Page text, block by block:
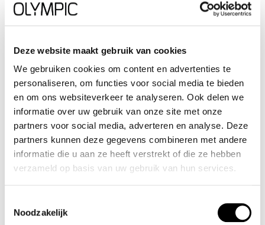
Deze website maakt gebruik van cookies
We gebruiken cookies om content en advertenties te
personaliseren, om functies voor social media te bieden
en om ons websiteverkeer te analyseren. Ook delen we
informatie over uw gebruik van onze site met onze
partners voor social media, adverteren en analyse. Deze
partners kunnen deze gegevens combineren met andere
informatie die u aan ze heeft verstrekt of die ze hebben
verzameld op basis van uw gebruik van hun services.
Noodzakelijk
doorsnee van 28 mm en is 5 ATM.
Waterdichtheid: 5 ATM
Dit horloge is bestand tegen water bij het zwemmen en
douchen. Het is niet bestand tegen (grote) waterdruk, dus
je kunt er niet mee duiken.
Het merk Olympic
Olympic is een Nederlands horlogemerk dat staat voor
dameshorloge, een robuuste chronograaf of een sportief